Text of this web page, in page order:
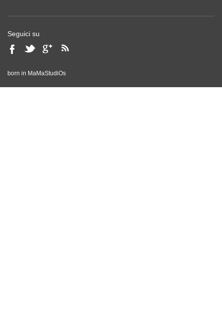
Seguici su
born in MaMaStudiOs